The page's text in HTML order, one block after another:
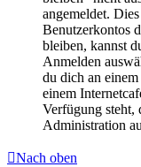
angemeldet.
Benutzerkontos
bleiben, kannst
Anmelden
du dich an
einem
Verfügung steht,
Administration
Nach oben